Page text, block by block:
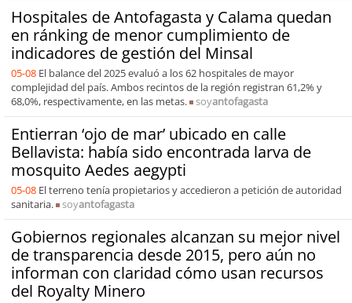
Hospitales de Antofagasta y Calama quedan
en ránking de menor cumplimiento de
indicadores de gestión del Minsal
05-08 El balance del 2025 evaluó a los 62 hospitales de mayor
complejidad del país. Ambos recintos de la región registran 61,2% y
68,0%, respectivamente, en las metas.
soyantofagasta
Entierran ‘ojo de mar’ ubicado en calle
Bellavista: había sido encontrada larva de
mosquito Aedes aegypti
05-08 El terreno tenía propietarios y accedieron a petición de autoridad
sanitaria.
soyantofagasta
Gobiernos regionales alcanzan su mejor nivel
de transparencia desde 2015, pero aún no
informan con claridad cómo usan recursos
del Royalty Minero